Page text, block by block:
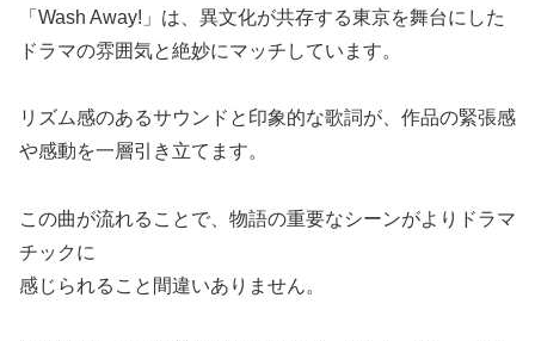
「Wash Away!」は、異文化が共存する東京を舞台にした
ドラマの雰囲気と絶妙にマッチしています。
リズム感のあるサウンドと印象的な歌詞が、作品の緊張感
や感動を一層引き立てます。
この曲が流れることで、物語の重要なシーンがよりドラマ
チックに
感じられること間違いありません。